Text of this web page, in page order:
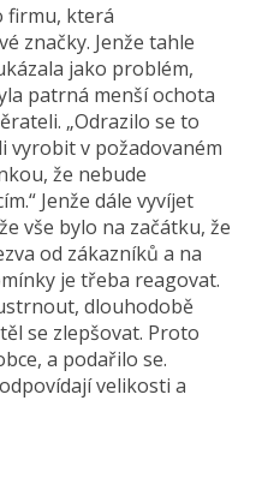
firmu, která
značky. Jenže tahle
jako problém,
patrná menší ochota
„Odrazilo se to
vyrobit v požadovaném
že nebude
Jenže dále vyvíjet
vše bylo na začátku, že
od zákazníků a na
je třeba reagovat.
dlouhodobě
se zlepšovat. Proto
a podařilo se.
velikosti a